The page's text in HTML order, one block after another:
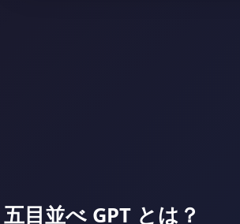
五目並べ GPT とは？